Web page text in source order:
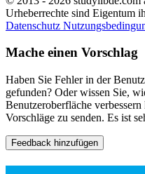
Urheberrechte sind Eigentum
Datenschutz
Mache einen Vorschlag
Haben Sie Fehler in der
gefunden? Oder wissen Sie,
Benutzeroberfläche
Vorschläge zu senden. Es ist
Feedback hinzufügen